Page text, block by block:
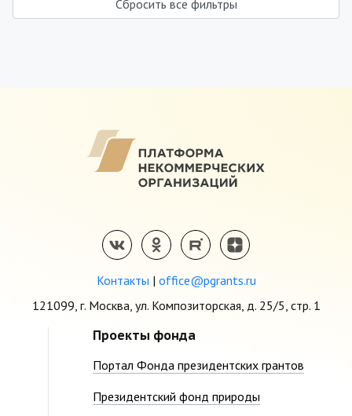
Сбросить все фильтры
Контакты | office@pgrants.ru
121099, г. Москва, ул. Композиторская, д. 25/5, стр. 1
Проекты фонда
Портал Фонда президентских грантов
Президентский фонд природы